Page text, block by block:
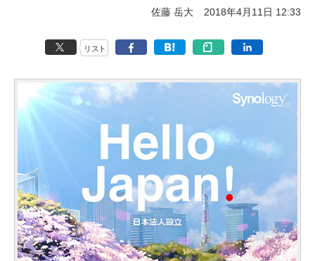
佐藤 岳大 2018年4月11日 12:33
リスト